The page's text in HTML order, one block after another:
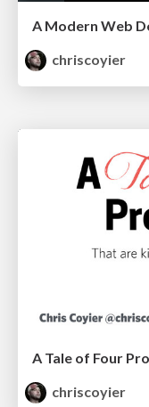
A Modern Web
chriscoyier
A Tale of Four
chriscoyier